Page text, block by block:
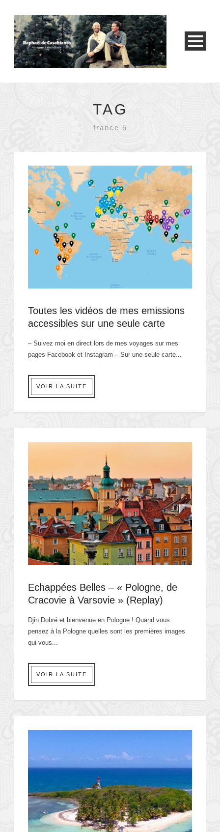
TAG
france 5
Toutes les vidéos de mes emissions
accessibles sur une seule carte
– Suivez moi en direct lors de mes voyages sur mes
pages Facebook et Instagram – Sur une seule carte...
VOIR LA SUITE
Echappées Belles – « Pologne, de
Cracovie à Varsovie » (Replay)
Djin Dobré et bienvenue en Pologne ! Quand vous
pensez à la Pologne quelles sont les premières images
qui vous...
VOIR LA SUITE